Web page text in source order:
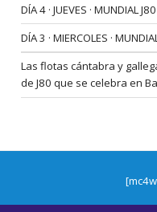
DÍA 4 · JUEVES · MUNDIAL
DÍA 3 · MIERCOLES ·
Las flotas cántabra y
de J80 que se celebra en